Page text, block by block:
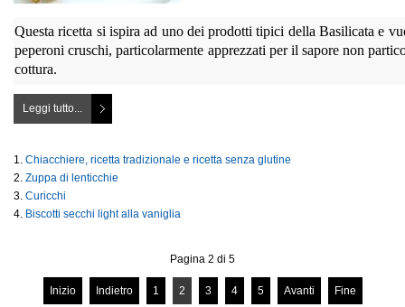
Questa ricetta si ispira ad uno dei prodotti tipici della Basilicata e
peperoni cruschi, particolarmente apprezzati per il sapore non
cottura.
Leggi tutto...
Chiacchiere, ricetta tradizionale e ricetta senza glutine
Zuppa di lenticchie
Curicchi
Biscotti secchi light alla vaniglia
Pagina 2 di 5
Inizio Indietro 1 2 3 4 5 Avanti Fine